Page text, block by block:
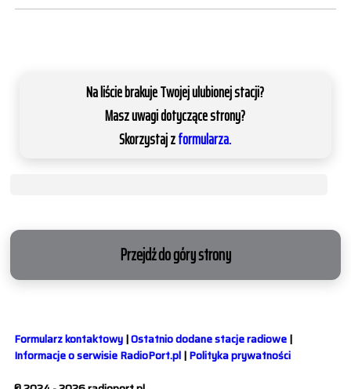
Na liście brakuje Twojej ulubionej stacji?
Masz uwagi dotyczące strony?
Skorzystaj zformularza.
Przejdź do góry strony
Formularz kontaktowy|Ostatnio dodane stacje radiowe|
Informacje o serwisie RadioPort.pl|Polityka prywatności